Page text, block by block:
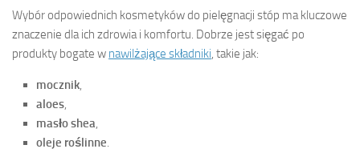
Wybór odpowiednich kosmetyków do pielęgnacji stóp ma kluczowe
znaczenie dla ich zdrowia i komfortu. Dobrze jest sięgać po
produkty bogate w nawilżające składniki, takie jak:
mocznik,
aloes,
masło shea,
oleje roślinne.